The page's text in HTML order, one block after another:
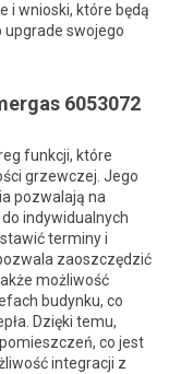
i wnioski, które będą
swojego
6053072
funkcji, które
grzewczej. Jego
pozwalają na
indywidualnych
terminy i
zaoszczędzić
możliwość
budynku, co
Dzięki temu,
co jest
integracji z